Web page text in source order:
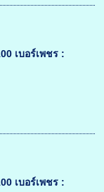
เบอร์เพชร :
เบอร์เพชร :